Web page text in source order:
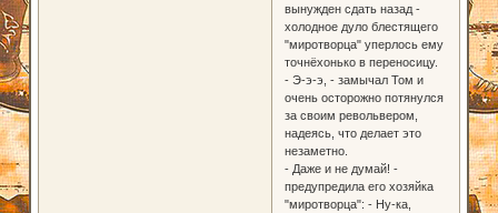
вынужден сдать назад -
холодное дуло блестящего
"миротворца" уперлось ему
точнёхонько в переносицу.
- Э-э-э, - замычал Том и
очень осторожно потянулся
за своим револьвером,
надеясь, что делает это
незаметно.
- Даже и не думай! -
предупредила его хозяйка
"миротворца": - Ну-ка,